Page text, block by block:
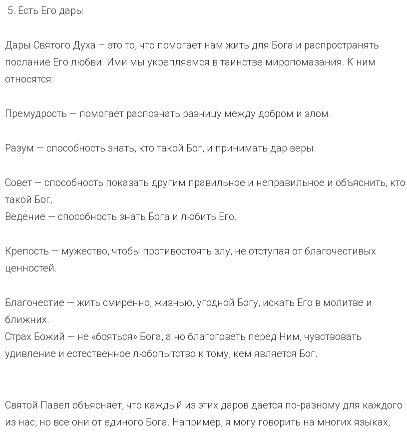
5. Есть Его дары
Дары Святого Духа – это то, что помогает нам жить для Бога и распространять
послание Его любви. Ими мы укрепляемся в таинстве миропомазания. К ним
относятся:
Премудрость — помогает распознать разницу между добром и злом.
Разум — способность знать, кто такой Бог, и принимать дар веры.
Совет — способность показать другим правильное и неправильное и объяснить, кто
такой Бог.
Ведение — способность знать Бога и любить Его.
Крепость — мужество, чтобы противостоять злу, не отступая от благочестивых
ценностей.
Благочестие — жить смиренно, жизнью, угодной Богу, искать Его в молитве и
ближних.
Страх Божий — не «бояться» Бога, а но благоговеть перед Ним, чувствовать
удивление и естественное любопытство к тому, кем является Бог.
Святой Павел объясняет, что каждый из этих даров дается по-разному для каждого
из нас, но все они от единого Бога. Например, я могу говорить на многих языках,